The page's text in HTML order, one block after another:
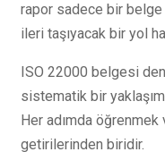
rapor sadece bir belge
ileri taşıyacak bir yol
ISO 22000 belgesi
sistematik bir
Her adımda
getirilerinden biridir.